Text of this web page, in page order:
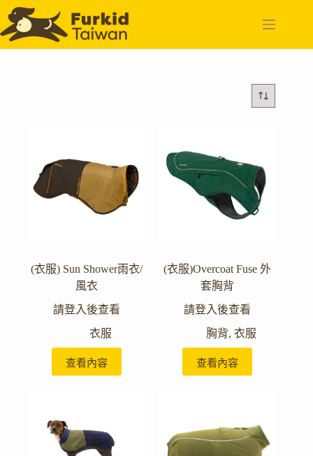
至
主
(衣服) Sun Shower雨衣/
風衣
請登入後查看
衣服
查看內容
(衣服)Overcoat Fuse 外
套胸背
請登入後查看
胸背, 衣服
查看內容